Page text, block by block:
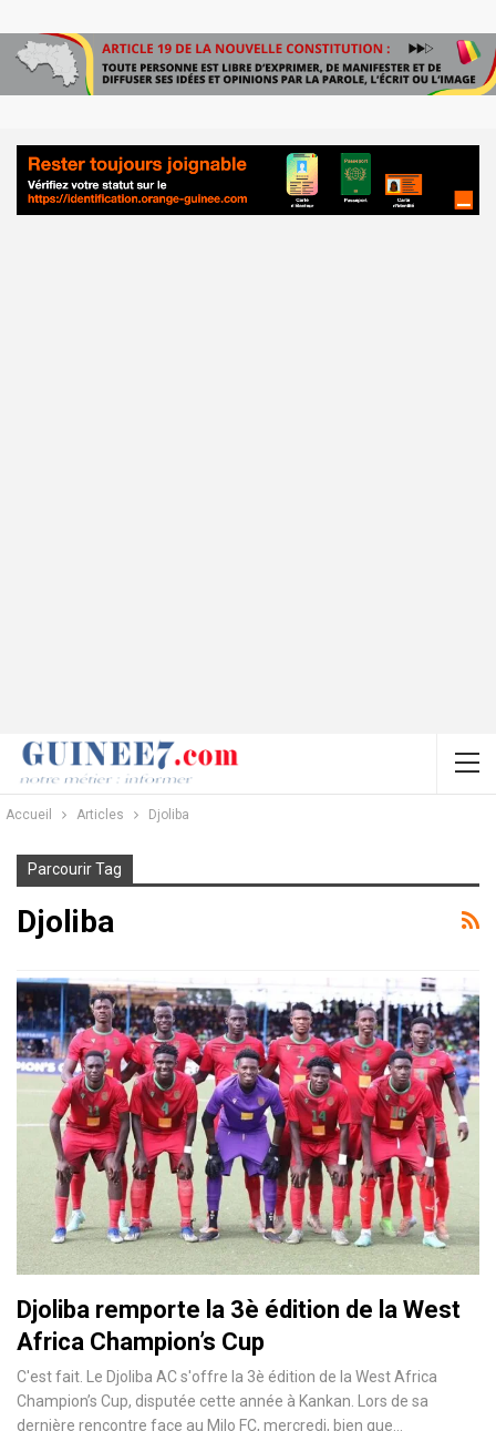
Accueil Articles Djoliba
Parcourir Tag
Djoliba
Djoliba remporte la 3è édition de la West
Africa Champion’s Cup
C'est fait. Le Djoliba AC s'offre la 3è édition de la West Africa
Champion’s Cup, disputée cette année à Kankan. Lors de sa
dernière rencontre face au Milo FC, mercredi, bien que…